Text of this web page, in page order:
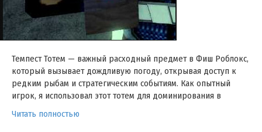
Темпест Тотем — важный расходный предмет в Фиш Роблокс,
который вызывает дождливую погоду, открывая доступ к
редким рыбам и стратегическим событиям. Как опытный
игрок, я использовал этот тотем для доминирования в
Читать полностью